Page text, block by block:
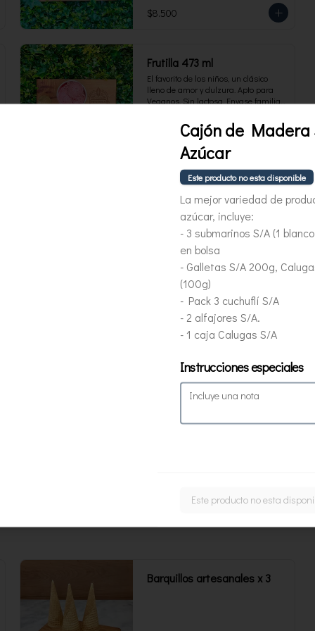
$8.500
Frutilla 473 ml
El favorito de los niños, un clásico
lleno de amor y dulzura. Apto para
Veganos. Sin lactosa. Envase familiar
Berries patagonia 473 ml
Tercer lugar en Concurso Mejor
Helado 2025. Lo mejor de los berries
chilenos se combinan en este helado
al agua hecho con frambuesas,
moras y arándanos. Apto para
Veganos. Sin lactosa. Envase familiar
473 ml. Rinde 4 porciones.
Yogurt maracuyá Sin azúcar
Barquillos artesanales x 3
Cajón de Madera
Azúcar
Este producto no esta disponible
La mejor variedad de
azúcar, incluye:
- 3 submarinos S/A (1
en bolsa
- Galletas S/A 200g,
(100g)
- Pack 3 cuchuflí S/A
- 2 alfajores S/A.
- 1 caja Calugas S/A
Instrucciones especiales
Este producto no esta